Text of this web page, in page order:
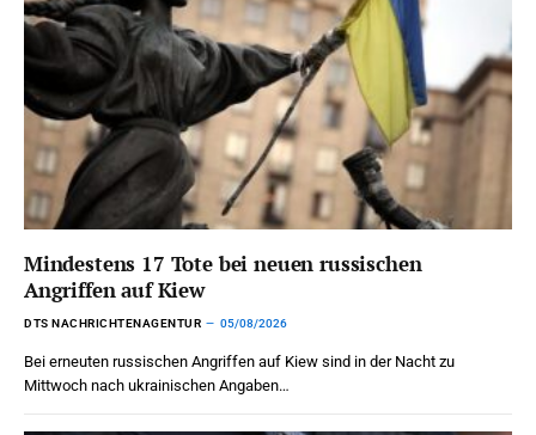
Mindestens 17 Tote bei neuen russischen
Angriffen auf Kiew
DTS NACHRICHTENAGENTUR 05/08/2026
Bei erneuten russischen Angriffen auf Kiew sind in der Nacht zu
Mittwoch nach ukrainischen Angaben…